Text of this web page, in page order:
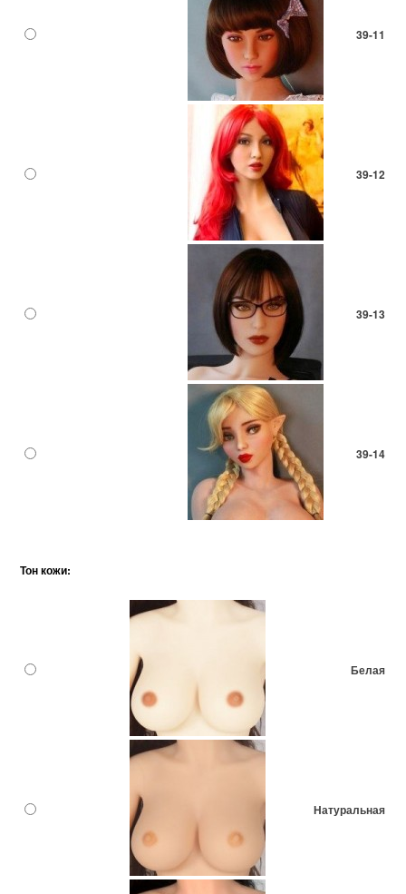
39-11
39-12
39-13
39-14
Тон кожи:
Белая
Натуральная